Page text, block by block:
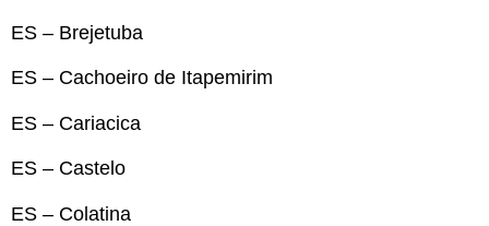
ES – Brejetuba
ES – Cachoeiro de Itapemirim
ES – Cariacica
ES – Castelo
ES – Colatina